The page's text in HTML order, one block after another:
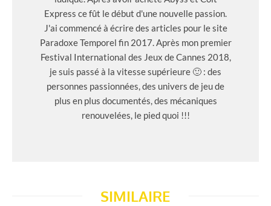
Express ce fût le début d'une nouvelle passion.
J'ai commencé à écrire des articles pour le site
Paradoxe Temporel fin 2017. Après mon premier
Festival International des Jeux de Cannes 2018,
je suis passé à la vitesse supérieure 🙂 : des
personnes passionnées, des univers de jeu de
plus en plus documentés, des mécaniques
renouvelées, le pied quoi !!!
SIMILAIRE